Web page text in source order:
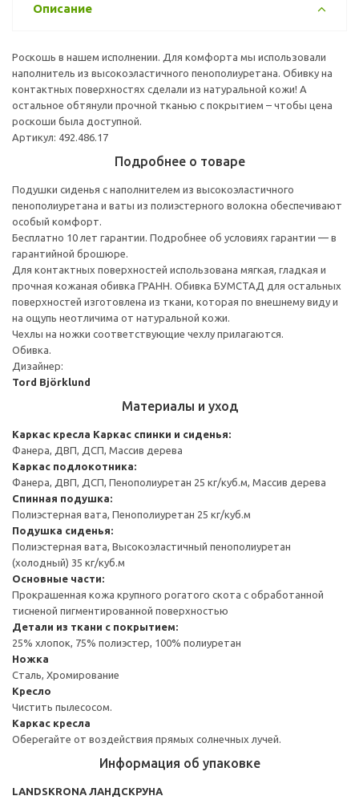
Описание
Роскошь в нашем исполнении. Для комфорта мы использовали
наполнитель из высокоэластичного пенополиуретана. Обивку на
контактных поверхностях сделали из натуральной кожи! А
остальное обтянули прочной тканью с покрытием – чтобы цена
роскоши была доступной.
Артикул: 492.486.17
Подробнее о товаре
Подушки сиденья с наполнителем из высокоэластичного
пенополиуретана и ваты из полиэстерного волокна обеспечивают
особый комфорт.
Бесплатно 10 лет гарантии. Подробнее об условиях гарантии — в
гарантийной брошюре.
Для контактных поверхностей использована мягкая, гладкая и
прочная кожаная обивка ГРАНН. Обивка БУМСТАД для остальных
поверхностей изготовлена из ткани, которая по внешнему виду и
на ощупь неотличима от натуральной кожи.
Чехлы на ножки соответствующие чехлу прилагаются.
Обивка.
Дизайнер:
Tord Björklund
Материалы и уход
Каркас кресла Каркас спинки и сиденья:
Фанера, ДВП, ДСП, Массив дерева
Каркас подлокотника:
Фанера, ДВП, ДСП, Пенополиуретан 25 кг/куб.м, Массив дерева
Спинная подушка:
Полиэстерная вата, Пенополиуретан 25 кг/куб.м
Подушка сиденья:
Полиэстерная вата, Высокоэластичный пенополиуретан
(холодный) 35 кг/куб.м
Основные части:
Прокрашенная кожа крупного рогатого скота с обработанной
тисненой пигментированной поверхностью
Детали из ткани с покрытием:
25% хлопок, 75% полиэстер, 100% полиуретан
Ножка
Сталь, Хромирование
Кресло
Чистить пылесосом.
Каркас кресла
Оберегайте от воздействия прямых солнечных лучей.
Информация об упаковке
LANDSKRONA ЛАНДСКРУНА